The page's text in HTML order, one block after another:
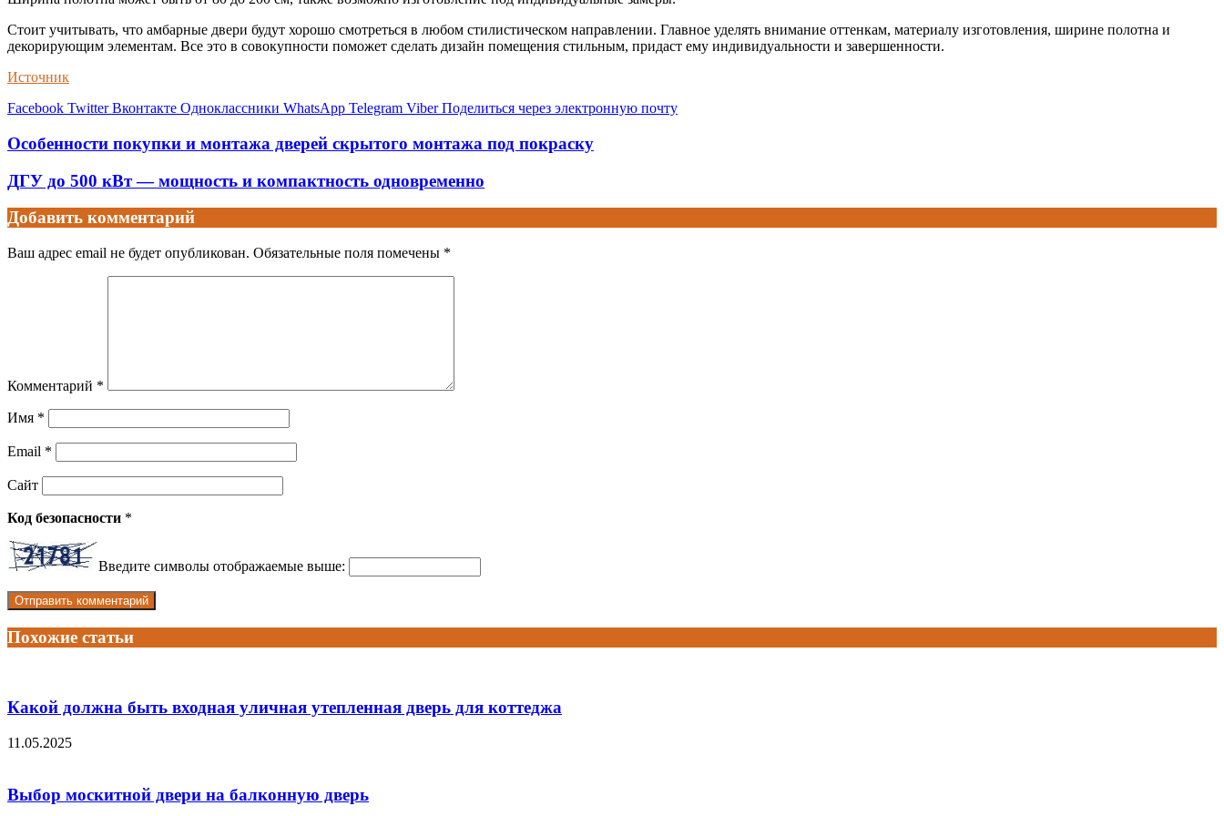
Стоит учитывать, что амбарные двери будут хорошо смотреться в любом стилистическом направлении. Главное уделять внимание оттенкам, материалу изготовления, ширине полотна и
декорирующим элементам. Все это в совокупности поможет сделать дизайн помещения стильным, придаст ему индивидуальности и завершенности.
Источник
Facebook Twitter Вконтакте Одноклассники WhatsApp Telegram Viber Поделиться через электронную почту
Особенности покупки и монтажа дверей скрытого монтажа под покраску
ДГУ до 500 кВт — мощность и компактность одновременно
Добавить комментарий
Ваш адрес email не будет опубликован. Обязательные поля помечены *
Комментарий *
Имя *
Email *
Сайт
Код безопасности *
Введите символы отображаемые выше:
Похожие статьи
Какой должна быть входная уличная утепленная дверь для коттеджа
11.05.2025
Выбор москитной двери на балконную дверь